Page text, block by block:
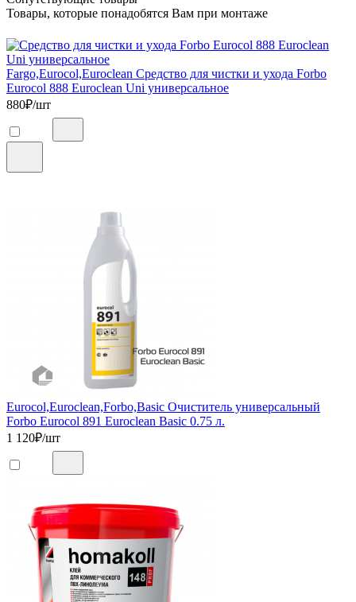
Товары, которые понадобятся Вам при монтаже
Fargo,Eurocol,Euroclean Средство для чистки и ухода Forbo
Eurocol 888 Euroclean Uni универсальное
880₽/шт
Eurocol,Euroclean,Forbo,Basic Очиститель универсальный
Forbo Eurocol 891 Euroclean Basic 0.75 л.
1 120₽/шт